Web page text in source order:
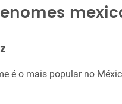
é o mais popular no